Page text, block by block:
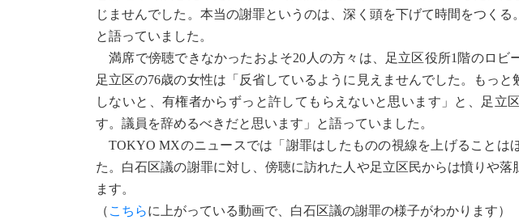
じませんでした。本当の謝罪というのは、深く頭を下げて時間をつくる
と語っていました。
満席で傍聴できなかったおよそ20人の方々は、足立区役所1階のロビ
足立区の76歳の女性は「反省しているように見えませんでした。もっ
しないと、有権者からずっと許してもらえないと思います」と、足立
す。議員を辞めるべきだと思います」と語っていました。
TOKYO MXのニュースでは「謝罪はしたものの視線を上げることは
た。白石区議の謝罪に対し、傍聴に訪れた人や足立区民からは憤りや
ます。
（ こちらに上がっている動画で、白石区議の謝罪の様子がわかります）